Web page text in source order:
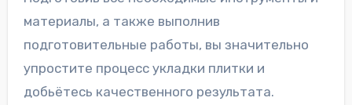
материалы, а также выполнив
подготовительные работы, вы значительно
упростите процесс укладки плитки и
добьётесь качественного результата.